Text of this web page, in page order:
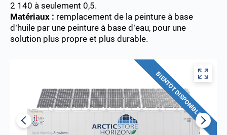
2 140 à seulement 0,5.
Matériaux : remplacement de la peinture à base
d’huile par une peinture à base d’eau, pour une
solution plus propre et plus durable.
BIENTÔT DISPONIBLE